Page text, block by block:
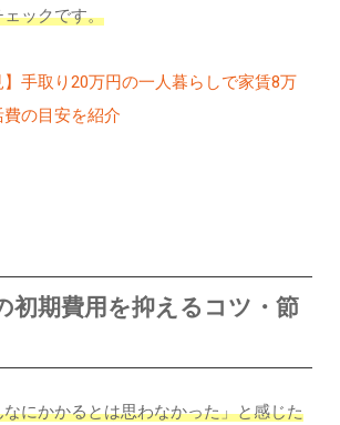
ックです。
】手取り20万円の一人暮らしで家賃8万
の目安を紹介
初期費用を抑えるコツ・節
にかかるとは思わなかった」と感じた